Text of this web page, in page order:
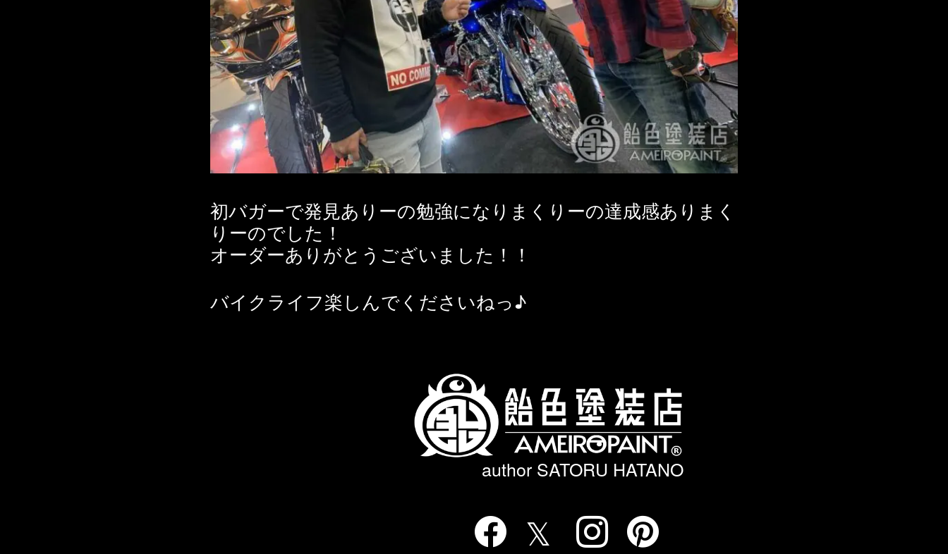
初バガーで発見ありーの勉強になりまくりーの達成感ありまく
りーのでした！
オーダーありがとうございました！！
バイクライフ楽しんでくださいねっ♪
author SATORU HATANO